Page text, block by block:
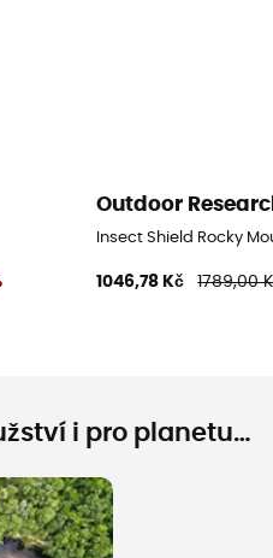
Outdoor
Insect Shield Rocky
1046,78 Kč 1789,00
i pro planetu…